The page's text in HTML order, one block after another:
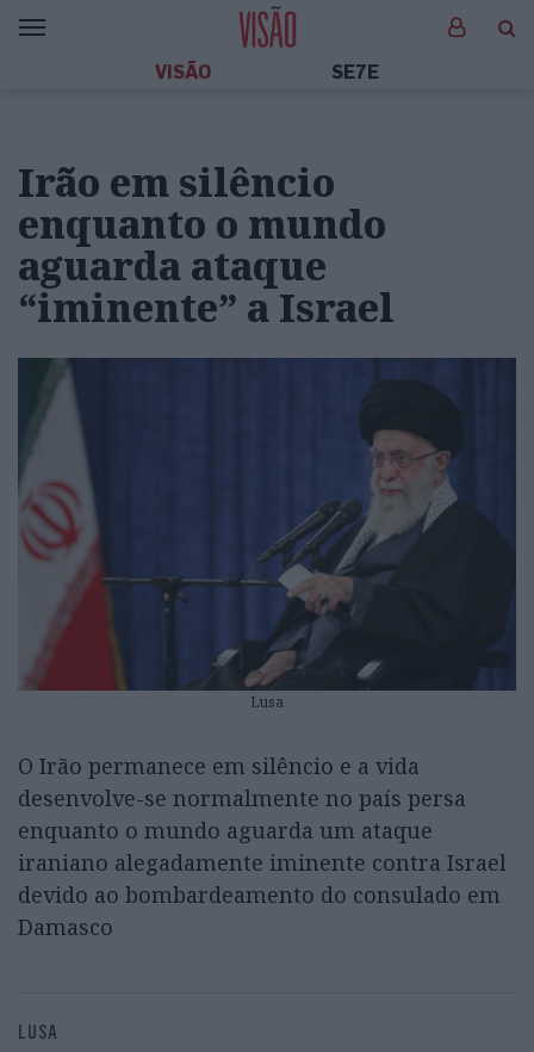
VISÃO SE7E
Irão em silêncio
enquanto o mundo
aguarda ataque
“iminente” a Israel
Lusa
O Irão permanece em silêncio e a vida
desenvolve-se normalmente no país persa
enquanto o mundo aguarda um ataque
iraniano alegadamente iminente contra Israel
devido ao bombardeamento do consulado em
Damasco
LUSA